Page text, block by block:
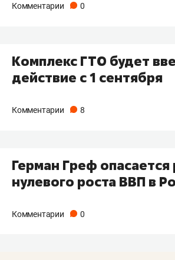
Комментарии 0
Комплекс ГТО будет
действие с 1 сентября
Комментарии 8
Герман Греф опасается
нулевого роста ВВП в
Комментарии 0